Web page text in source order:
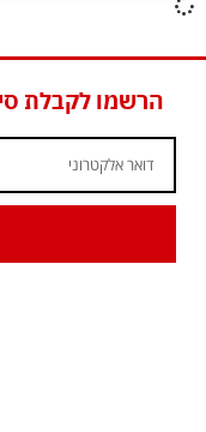
הרשמו לקבלת